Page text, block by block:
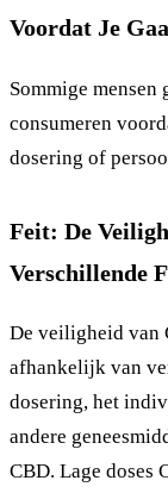
Voordat Je
Sommige
consumeren
dosering of
Feit: De
Verschillende
De veiligheid van
afhankelijk van
dosering, het
andere
CBD. Lage doses